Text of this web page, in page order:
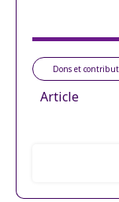
Dons et
Article